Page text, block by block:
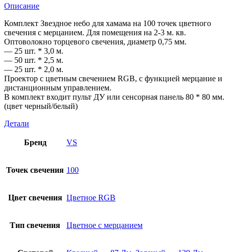
Описание
Комплект Звездное небо для хамама на 100 точек цветного
свечения с мерцанием. Для помещения на 2-3 м. кв.
Оптоволокно торцевого свечения, диаметр 0,75 мм.
— 25 шт. * 3,0 м.
— 50 шт. * 2,5 м.
— 25 шт. * 2,0 м.
Проектор с цветным свечением RGB, с функцией мерцание и
дистанционным управлением.
В комплект входит пульт ДУ или сенсорная панель 80 * 80 мм.
(цвет черный/белый)
Детали
Бренд VS
Точек свечения 100
Цвет свечения Цветное RGB
Тип свечения Цветное с мерцанием